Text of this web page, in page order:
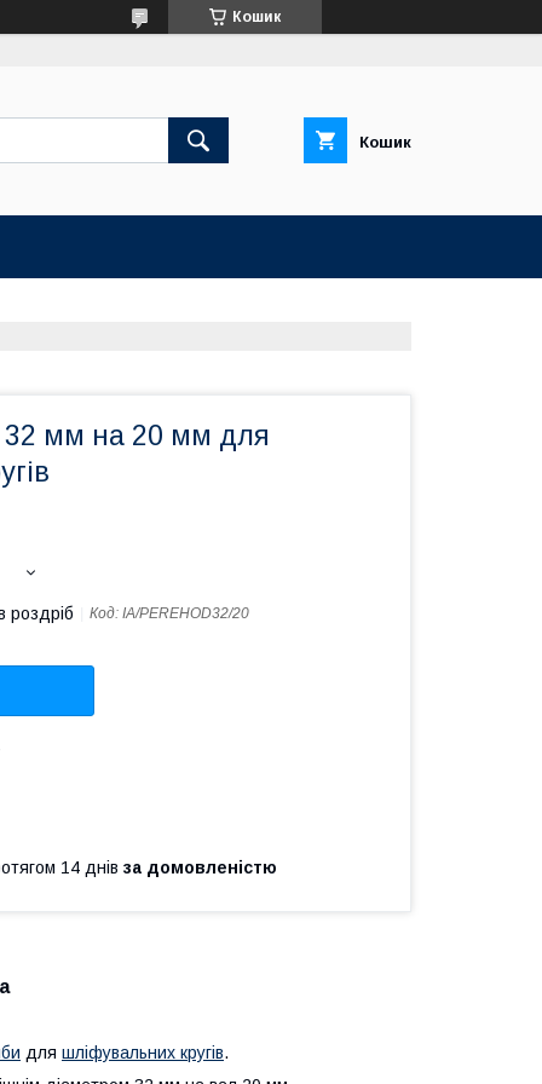
Кошик
Кошик
32 мм на 20 мм для
роздріб Код: IA/PEREHOD32/20
14 днів за домовленістю
для шліфувальних кругів.